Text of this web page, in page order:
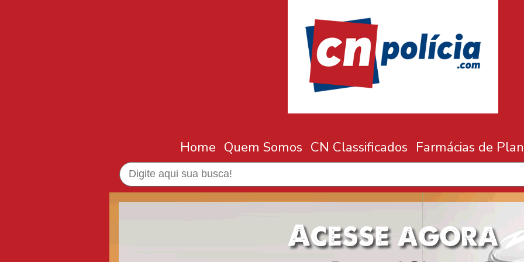
Home Quem Somos CN Classificados Farmácias de